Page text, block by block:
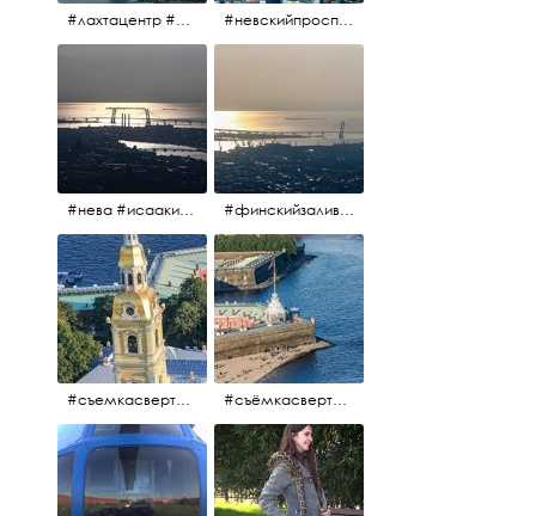
#лахтацентр #лахта #башнягазпром #газпром #башня #небоскрёбпитера #небоскрёб #финскийзалив #санктпетербург #невскийпроспект #центргорода #санктпетербург #осень2017 #когдапаришьнадгородом
#нева #исаакий #исаакиевскийсобор #нева #васильевскийостров #адмиралтейскийрайон #финскийзалив #дворцовыймост #небонадпитером #осень2017 #финскийзалив #маркизовалужа #нева
#съемкасвертолета #вертолёт #съёмкасвертолёта #петропавловскаякрепость #заячийостров #санктпетербург #съёмкасвертолёта #питер #петропавловскаякрепость #нева #осень2017